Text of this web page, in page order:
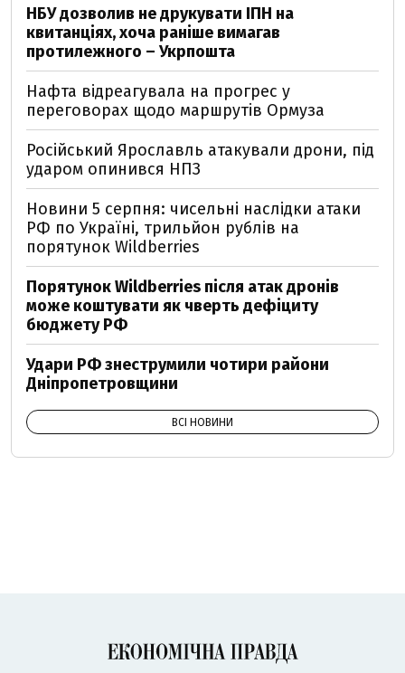
НБУ дозволив не друкувати ІПН на
квитанціях, хоча раніше вимагав
протилежного – Укрпошта
Нафта відреагувала на прогрес у
переговорах щодо маршрутів Ормуза
Російський Ярославль атакували дрони, під
ударом опинився НПЗ
Новини 5 серпня: чисельні наслідки атаки
РФ по Україні, трильйон рублів на
порятунок Wildberries
Порятунок Wildberries після атак дронів
може коштувати як чверть дефіциту
бюджету РФ
Удари РФ знеструмили чотири райони
Дніпропетровщини
ВСІ НОВИНИ